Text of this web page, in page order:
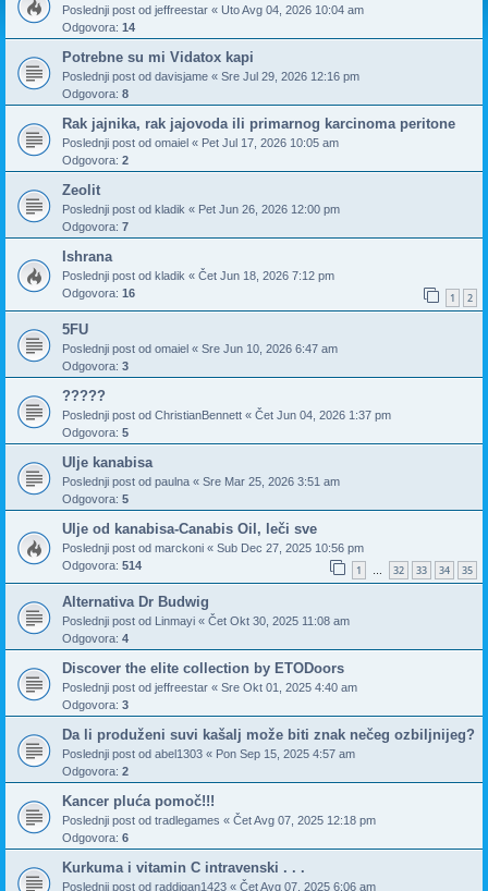
Poslednji post od jeffreestar « Uto Avg 04, 2026 10:04 am
Odgovora: 14
Potrebne su mi Vidatox kapi
Poslednji post od davisjame « Sre Jul 29, 2026 12:16 pm
Odgovora: 8
Rak jajnika, rak jajovoda ili primarnog karcinoma peritone
Poslednji post od omaiel « Pet Jul 17, 2026 10:05 am
Odgovora: 2
Zeolit
Poslednji post od kladik « Pet Jun 26, 2026 12:00 pm
Odgovora: 7
Ishrana
Poslednji post od kladik « Čet Jun 18, 2026 7:12 pm
Odgovora: 16 1 2
5FU
Poslednji post od omaiel « Sre Jun 10, 2026 6:47 am
Odgovora: 3
?????
Poslednji post od ChristianBennett « Čet Jun 04, 2026 1:37 pm
Odgovora: 5
Ulje kanabisa
Poslednji post od paulna « Sre Mar 25, 2026 3:51 am
Odgovora: 5
Ulje od kanabisa-Canabis Oil, leči sve
Poslednji post od marckoni « Sub Dec 27, 2025 10:56 pm
Odgovora: 514 1 32 33 34 35
Alternativa Dr Budwig
Poslednji post od Linmayi « Čet Okt 30, 2025 11:08 am
Odgovora: 4
Discover the elite collection by ETODoors
Poslednji post od jeffreestar « Sre Okt 01, 2025 4:40 am
Odgovora: 3
Da li produženi suvi kašalj može biti znak nečeg ozbiljnijeg?
Poslednji post od abel1303 « Pon Sep 15, 2025 4:57 am
Odgovora: 2
Kancer pluća pomoč!!!
Poslednji post od tradlegames « Čet Avg 07, 2025 12:18 pm
Odgovora: 6
Kurkuma i vitamin C intravenski . . .
Poslednji post od raddigan1423 « Čet Avg 07, 2025 6:06 am